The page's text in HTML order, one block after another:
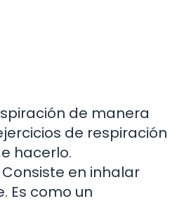
de manera
de respiración
hacerlo.
en inhalar
Es como un